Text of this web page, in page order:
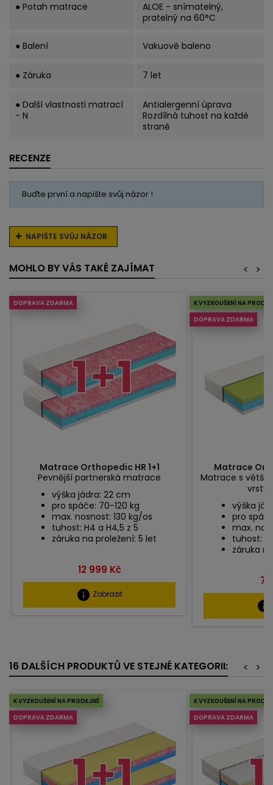
● Potah matrace
ALOE - snímatelný,
pratelný na 60°C
● Balení Vakuově baleno
● Záruka 7 let
● Další vlastnosti matrací
- N
Antialergenní úprava
Rozdílná tuhost na každé
straně
RECENZE
Buďte první a napište svůj názor !
NAPIŠTE SVŮJ NÁZOR
MOHLO BY VÁS TAKÉ ZAJÍMAT >
<
DOPRAVA ZDARMA
Matrace Orthopedic HR 1+1
Pevnější partnerská matrace
výška jádra: 22 cm
pro spáče: 70-120 kg
max. nosnost: 130 kg/os
tuhost: H4 a H4,5 z 5
záruka na proležení: 5 let
Cena
12 999 Kč
info Zobrazit
K VYZKOUŠENÍ NA
DOPRAVA ZDARMA
Matrace
Matrace s větší
výška
pro
max.
tuhost:
záruka
7
info
16 DALŠÍCH PRODUKTŮ VE STEJNÉ KATEGORII: >
<
K VYZKOUŠENÍ NA PRODEJNĚ
DOPRAVA ZDARMA
K VYZKOUŠENÍ NA
DOPRAVA ZDARMA